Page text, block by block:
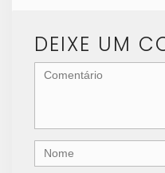
DEIXE UM
<b>Comentário</b>
Nome